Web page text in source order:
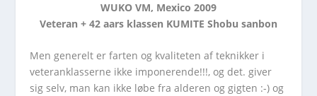
WUKO VM, Mexico 2009
Veteran + 42 aars klassen KUMITE Shobu sanbon
Men generelt er farten og kvaliteten af teknikker i
veteranklasserne ikke imponerende!!!, og det. giver
sig selv, man kan ikke løbe fra alderen og gigten :-) og